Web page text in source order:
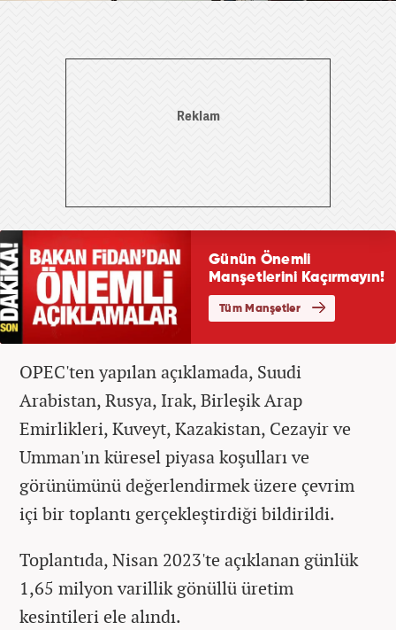
OPEC'ten yapılan açıklamada, Suudi
Arabistan, Rusya, Irak, Birleşik Arap
Emirlikleri, Kuveyt, Kazakistan, Cezayir ve
Umman'ın küresel piyasa koşulları ve
görünümünü değerlendirmek üzere çevrim
içi bir toplantı gerçekleştirdiği bildirildi.
Toplantıda, Nisan 2023'te açıklanan günlük
1,65 milyon varillik gönüllü üretim
kesintileri ele alındı.